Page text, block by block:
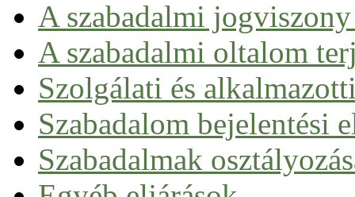
A szabadalmi
A szabadalmi oltalom
Szolgálati és
Szabadalom bejelentési
Nemzeti úton
Európai szabadalom
Nemzetközi szabadalom (PCT)
Egységes szabadalom
Szabadalmak